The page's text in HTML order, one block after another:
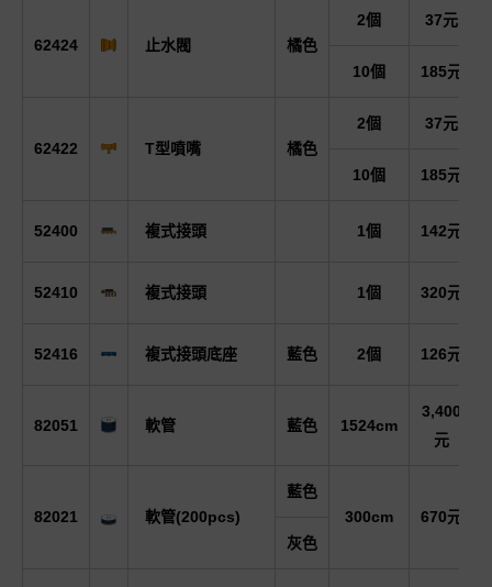
62424 止水閥 橘色
2個 37元
10個 185元
62422 T型噴嘴 橘色
2個 37元
10個 185元
52400 複式接頭 1個 142元
52410 複式接頭 1個 320元
52416 複式接頭底座 藍色 2個 126元
82051 軟管 藍色 1524cm
3,400
元
82021 軟管(200pcs)
藍色
300cm
670元
灰色